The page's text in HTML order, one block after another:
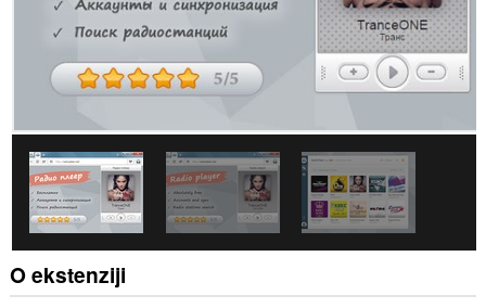
bookmarks.
ekstenzija
pristupati
Vašim
tabovima
istoriji
pretraživanja.
O ekstenziji